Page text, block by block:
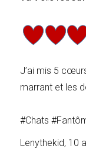
J’ai mis 5
marrant et les
#Chats
Lenythekid, 10